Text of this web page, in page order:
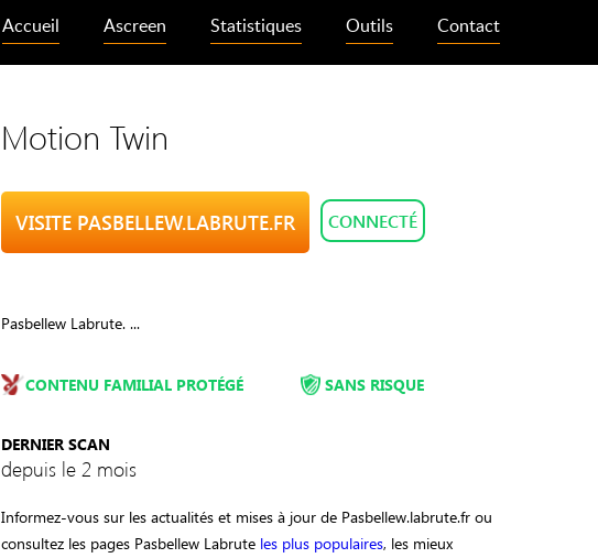
Accueil Ascreen Statistiques Outils Contact
Motion Twin
VISITE PASBELLEW.LABRUTE.FR CONNECTÉ
Pasbellew Labrute. ...
CONTENU FAMILIAL PROTÉGÉ
DERNIER SCAN
depuis le 2 mois
SANS RISQUE
Informez-vous sur les actualités et mises à jour de Pasbellew.labrute.fr ou
consultez les pages Pasbellew Labrute les plus populaires, les mieux